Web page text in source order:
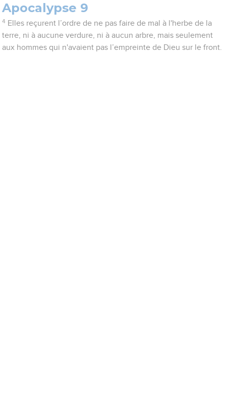
Apocalypse 9
4 Elles reçurent l’ordre de ne pas faire de mal à l'herbe de la
terre, ni à aucune verdure, ni à aucun arbre, mais seulement
aux hommes qui n'avaient pas l’empreinte de Dieu sur le front.